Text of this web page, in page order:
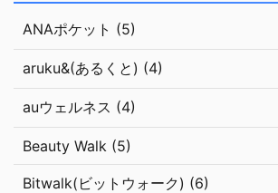
ANAポケット (5)
aruku&(あるくと) (4)
auウェルネス (4)
Beauty Walk (5)
Bitwalk(ビットウォーク) (6)